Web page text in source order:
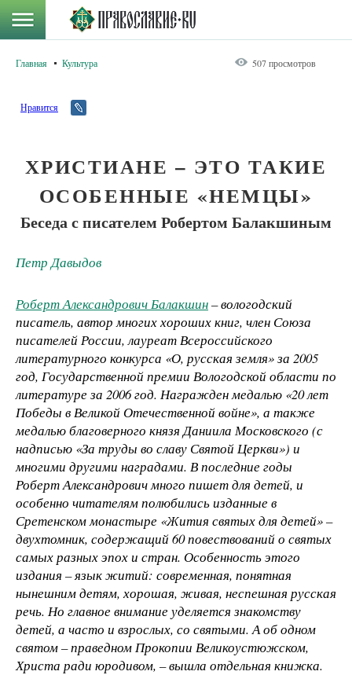
Главная Культура 507 просмотров
Нравится
ХРИСТИАНЕ – ЭТО ТАКИЕ
ОСОБЕННЫЕ «НЕМЦЫ»
Беседа с писателем Робертом Балакшиным
Петр Давыдов
Роберт Александрович Балакшин– вологодский
писатель, автор многих хороших книг, член Союза
писателей России, лауреат Всероссийского
литературного конкурса «О, русская земля» за 2005
год, Государственной премии Вологодской области по
литературе за 2006 год. Награжден медалью «20 лет
Победы в Великой Отечественной войне», а также
медалью благоверного князя Даниила Московского (с
надписью «За труды во славу Святой Церкви») и
многими другими наградами. В последние годы
Роберт Александрович много пишет для детей, и
особенно читателям полюбились изданные в
Сретенском монастыре «Жития святых для детей» –
двухтомник, содержащий 60 повествований о святых
самых разных эпох и стран. Особенность этого
издания – язык житий: современная, понятная
нынешним детям, хорошая, живая, неспешная русская
речь. Но главное внимание уделяется знакомству
детей, а часто и взрослых, со святыми. А об одном
святом – праведном Прокопии Великоустюжском,
Христа ради юродивом, – вышла отдельная книжка.